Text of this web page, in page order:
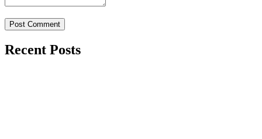
Recent Posts